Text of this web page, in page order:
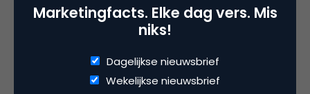
verzonnen door de website
retecool.com. Dat vonden we wel geinig.”
Marketingfacts. Elke dag vers. Mis
niks!
Dagelijkse nieuwsbrief
Wekelijkse nieuwsbrief